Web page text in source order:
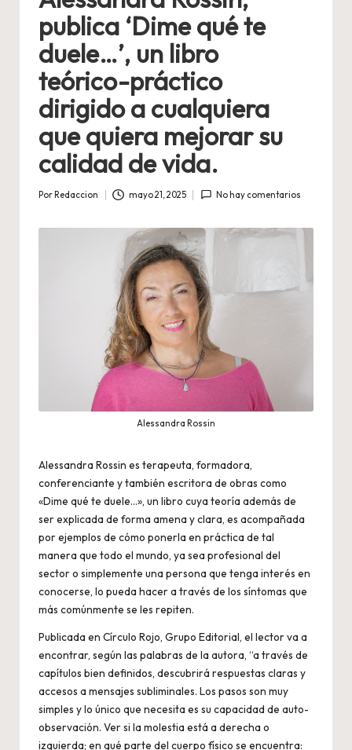
publica ‘Dime qué te
duele…’, un libro
teórico-práctico
dirigido a cualquiera
que quiera mejorar su
calidad de vida.
Por Redaccion mayo 21, 2025 No hay comentarios
Alessandra Rossin
Alessandra Rossin es terapeuta, formadora,
conferenciante y también escritora de obras como
«Dime qué te duele…», un libro cuya teoría además de
ser explicada de forma amena y clara, es acompañada
por ejemplos de cómo ponerla en práctica de tal
manera que todo el mundo, ya sea profesional del
sector o simplemente una persona que tenga interés en
conocerse, lo pueda hacer a través de los síntomas que
más comúnmente se les repiten.
Publicada en Círculo Rojo, Grupo Editorial, el lector va a
encontrar, según las palabras de la autora, “a través de
capítulos bien definidos, descubrirá respuestas claras y
accesos a mensajes subliminales. Los pasos son muy
simples y lo único que necesita es su capacidad de auto-
observación. Ver si la molestia está a derecha o
izquierda; en qué parte del cuerpo físico se encuentra: